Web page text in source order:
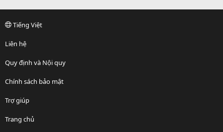
Tiếng Việt
Liên hệ
Quy định và Nội quy
Chính sách bảo mật
Trợ giúp
Trang chủ